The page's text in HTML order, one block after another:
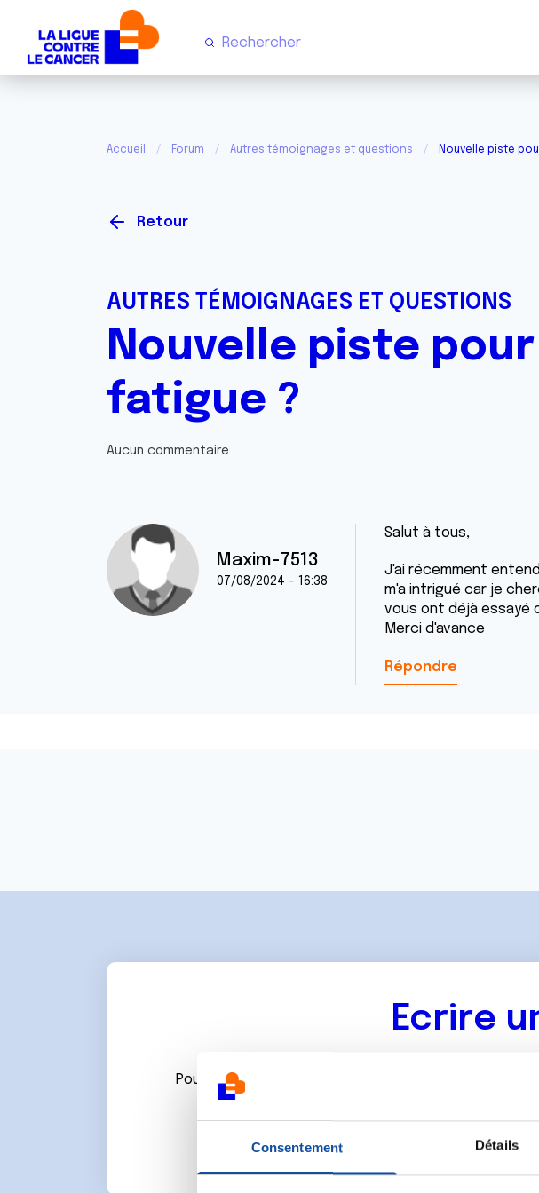
Consentement Détails
Accueil Forum Autres témoignages et questions Nouvelle piste
Retour
AUTRES TÉMOIGNAGES ET QUESTIONS
Nouvelle piste
fatigue ?
Aucun commentaire
Maxim-7513
07/08/2024 - 16:38
Salut à tous,
J'ai récemment
m'a intrigué car je
vous ont déjà essayé
Merci d'avance
Répondre
Ecrire
Pour écrire un commentaire ou lancer une nouvelle
Se connecter